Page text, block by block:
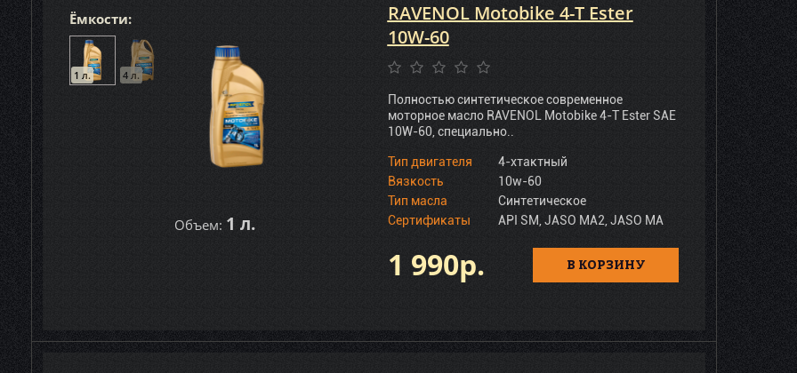
Ёмкости:
1 л. 4 л.
Объем: 1 л.
RAVENOL Motobike 4-T Ester
10W-60
Полностью синтетическое современное
моторное масло RAVENOL Motobike 4-T Ester SAE
10W-60, специально..
Тип двигателя
4-хтактный
Вязкость
10w-60
Тип масла
Синтетическое
Сертификаты
API SM, JASO MA2, JASO MA
1 990р. В КОРЗИНУ